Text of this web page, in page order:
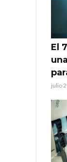
El
julio